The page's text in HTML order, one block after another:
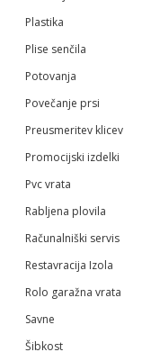
Plastika
Plise senčila
Potovanja
Povečanje prsi
Preusmeritev klicev
Promocijski izdelki
Pvc vrata
Rabljena plovila
Računalniški servis
Restavracija Izola
Rolo garažna vrata
Savne
Šibkost